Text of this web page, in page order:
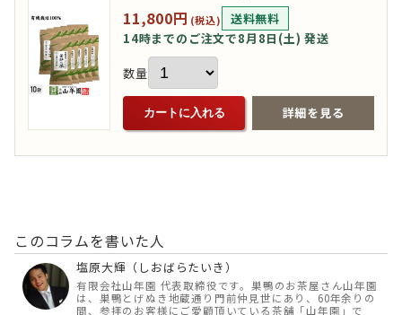
11,800円 (税込)
送料無料
14時までのご注文で8月8日(土) 発送
数量
カートに入れる 詳細を見る
このコラムを書いた人
塩原大輝（しおばらたいき）
有限会社山年園 代表取締役です。巣鴨のお茶屋さん山年園
は、巣鴨とげぬき地蔵通り門前仲見世にあり、60年余りの
間、参拝のお客様にご愛顧頂いている茶舗「山年園」で